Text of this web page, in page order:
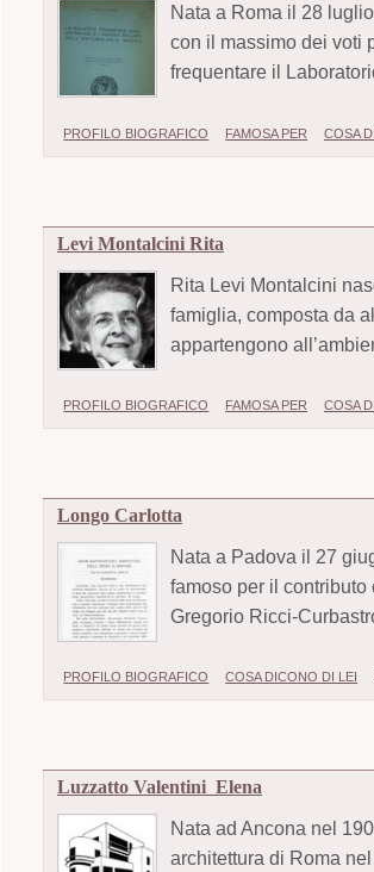
Nata a Roma il 28
con il massimo dei voti
frequentare il
PROFILO BIOGRAFICO FAMOSA PER COSA
Levi Montalcini Rita
Rita Levi Montalcini
famiglia, composta da
appartengono
PROFILO BIOGRAFICO FAMOSA PER COSA
Longo Carlotta
Nata a Padova il 27
famoso per il
Gregorio Ricci-
PROFILO BIOGRAFICO COSA DICONO DI LEI
Luzzatto Valentini Elena
Nata ad Ancona nel
architettura di Roma